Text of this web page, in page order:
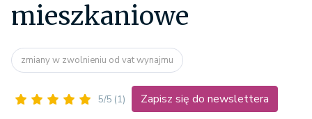
mieszkaniowe
zmiany w zwolnieniu od vat wynajmu
5/5 (1) Zapisz się do newslettera